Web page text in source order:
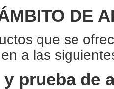
DE
que se
a las
prueba de